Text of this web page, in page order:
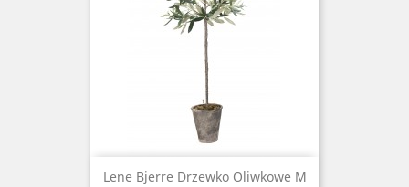
Lene Bjerre Drzewko Oliwkowe M